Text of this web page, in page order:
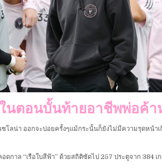
นตอนบั้นท้ายอาชีพพ่อค้
ลน่า ออกจะบ่อยครั้งๆแม้กระนั้นก็ยังไม่มีความรุดหน้าเ
กาล “เรือใบสีฟ้า” ด้วยสถิติซัดไป 257 ประตูจาก